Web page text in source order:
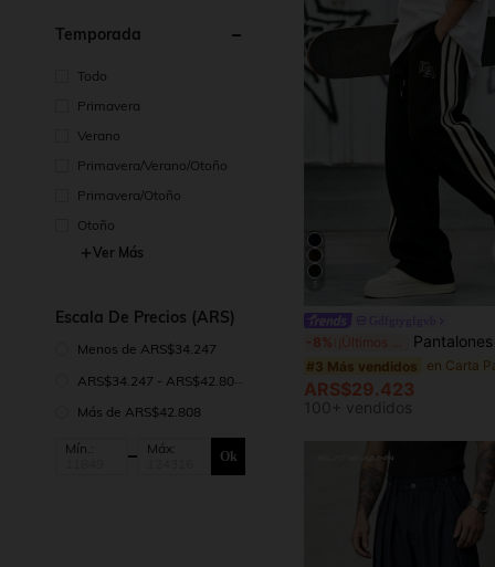
Temporada
Todo
Primavera
Verano
Primavera/Verano/Otoño
Primavera/Otoño
Otoño
Ver Más
Escala De Precios (ARS)
Menos de ARS$34.247
ARS$34.247 - ARS$42.808
Más de ARS$42.808
Mín.: Máx: Ok
-8% ¡Últimos 2 días Pantalones rectos casuales y deportivos para hombre con rayas de
#3 Más vendidos
ARS$29.423
100+ vendidos